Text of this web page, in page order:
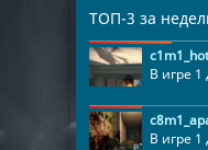
ТОП-3 за
В игре 1
В игре 1